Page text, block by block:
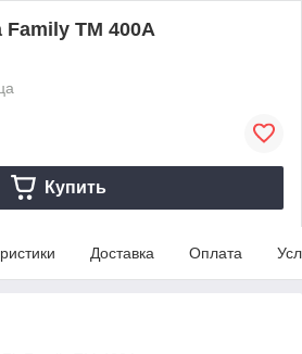
TM 400A
Купить
Доставка Оплата